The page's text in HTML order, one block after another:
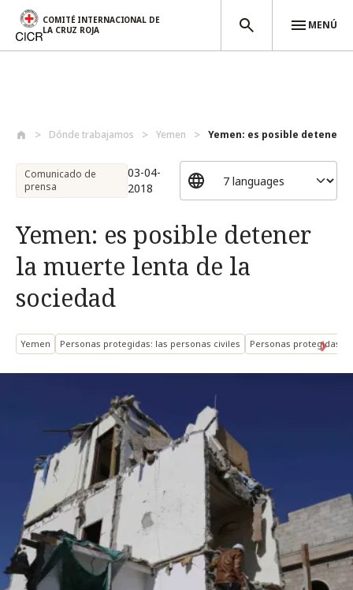
COMITÉ INTERNACIONAL DE
LA CRUZ ROJA
MENÚ
Dónde trabajamos Yemen Yemen: es posible detener
Comunicado de
prensa
03-04-
2018
Yemen: es posible detener
la muerte lenta de la
sociedad
Yemen Personas protegidas: las personas civiles Personas protegidas: